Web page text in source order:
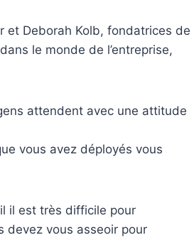
et Deborah Kolb, fondatrices de
le monde de l’entreprise,
attendent avec une attitude
vous avez déployés vous
il est très difficile pour
devez vous asseoir pour